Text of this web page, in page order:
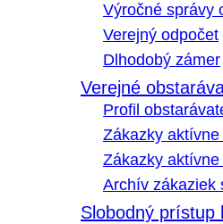
Výročné správy
Verejný odpočet
Dlhodobý zámer
Verejné
Profil
Zákazky
Zákazky
Archív zákaziek
Slobodný prístup